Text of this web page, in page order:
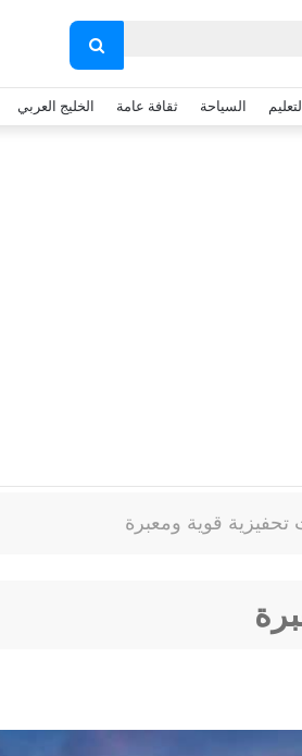
بحث
عن
التعليم السياحة ثقافة عامة الخليج العربي
تحفيزية قوية ومعبرة